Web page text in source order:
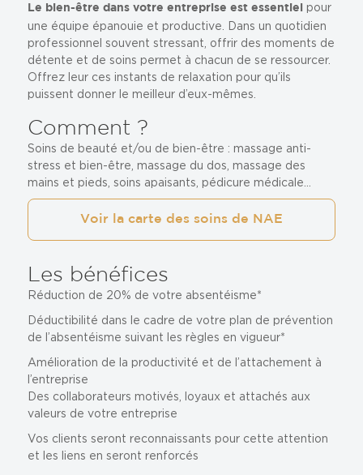
Le bien-être dans votre entreprise est essentiel pour
une équipe épanouie et productive. Dans un quotidien
professionnel souvent stressant, offrir des moments de
détente et de soins permet à chacun de se ressourcer.
Offrez leur ces instants de relaxation pour qu’ils
puissent donner le meilleur d’eux-mêmes.
Comment ?
Soins de beauté et/ou de bien-être : massage anti-
stress et bien-être, massage du dos, massage des
mains et pieds, soins apaisants, pédicure médicale…
Voir la carte des soins de NAE
Les bénéfices
Réduction de 20% de votre absentéisme*
Déductibilité dans le cadre de votre plan de prévention
de l’absentéisme suivant les règles en vigueur*
Amélioration de la productivité et de l’attachement à
l’entreprise
Des collaborateurs motivés, loyaux et attachés aux
valeurs de votre entreprise
Vos clients seront reconnaissants pour cette attention
et les liens en seront renforcés